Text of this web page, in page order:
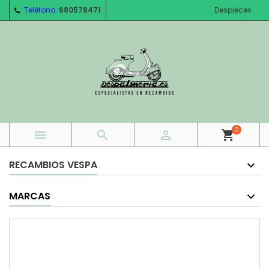
Teléfono: 680578471 Despieces
   shopping_cart0
RECAMBIOS VESPA
MARCAS